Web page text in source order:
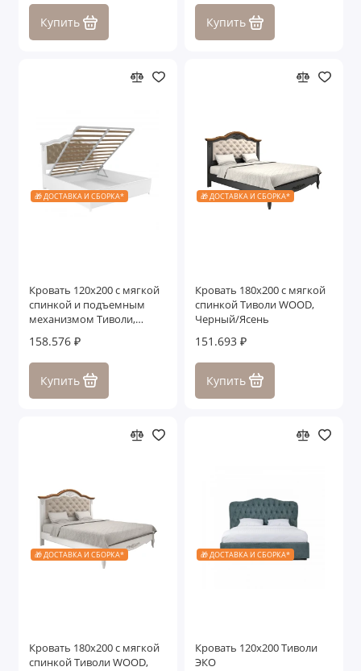
Купить Купить
🎁 ДОСТАВКА И СБОРКА*
Кровать 120x200 с мягкой
спинкой и подъемным
механизмом Тиволи,
158.576 ₽
Купить
🎁 ДОСТАВКА И СБОРКА*
Кровать 180x200 с мягкой
спинкой Тиволи WOOD,
Черный/Ясень
151.693 ₽
Купить
🎁 ДОСТАВКА И СБОРКА*
Кровать 180x200 с мягкой
спинкой Тиволи WOOD,
🎁 ДОСТАВКА И СБОРКА*
Кровать 120x200 Тиволи
ЭКО